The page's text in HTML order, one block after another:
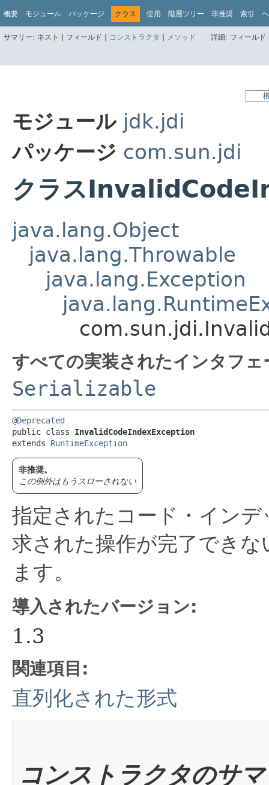
概要 モジュール パッケージ クラス 使用 階層ツリー 非推奨 索引
サマリー: ネスト | フィールド | コンストラクタ | メソッド 詳細: フィール
モジュール jdk.jdi
パッケージ com.sun.jdi
クラス
java.lang.Object
java.lang.Throwable
java.lang.Exception
すべての実装されたインタフ
Serializable
@Deprecated
public class InvalidCodeIndexException
extends RuntimeException
非推奨。
この例外はもうスローされない
指定されたコード・イン
求された操作が完了でき
ます。
導入されたバージョン:
1.3
関連項目:
直列化された形式
コンストラクタのサ